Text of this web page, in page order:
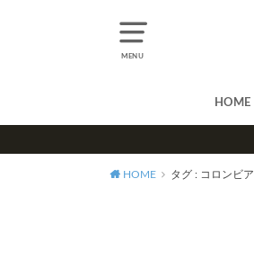
MENU
HOME
HOME タグ : コロンビア